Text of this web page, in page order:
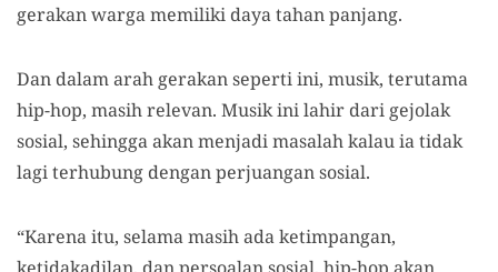
gerakan warga memiliki daya tahan panjang.
Dan dalam arah gerakan seperti ini, musik, terutama
hip-hop, masih relevan. Musik ini lahir dari gejolak
sosial, sehingga akan menjadi masalah kalau ia tidak
lagi terhubung dengan perjuangan sosial.
“Karena itu, selama masih ada ketimpangan,
ketidakadilan, dan persoalan sosial, hip-hop akan